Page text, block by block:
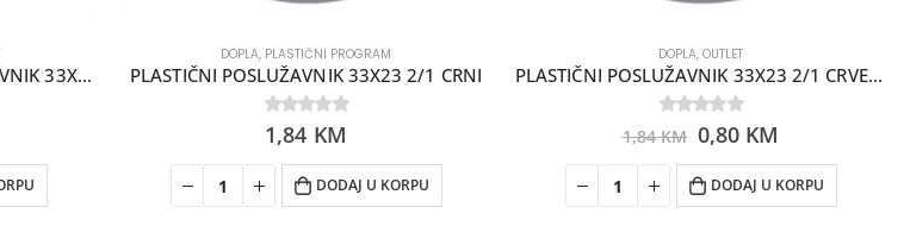
PLASTIČNI TRODIJELNI POSLUŽAVNIK 33X23 2/1 CRNI
DOPLA, PLASTIČNI PROGRAM
PLASTIČNI POSLUŽAVNIK 33X23 2/1 CRNI
0out of 5
1,84 KM
DODAJ U KORPU
DOPLA, OUTLET
PLASTIČNI POSLUŽAVNIK 33X23 2/1 CRVENI
0out of 5
1,84KM 0,80 KM
DODAJ U KORPU